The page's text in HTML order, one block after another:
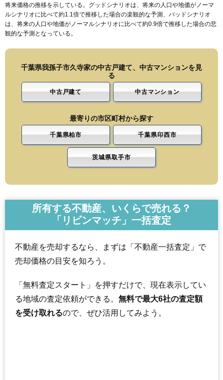
将来価格の推移を示している。グッドシナリオは、将来の人口や地価がノーマ
ルシナリオに比べて約1.1倍で推移した場合の楽観的な予測、バッドシナリオ
は、将来の人口や地価がノーマルシナリオに比べて約0.9倍で推移した場合の悲
観的な予測となっている。
千葉県我孫子市久寺家の中古戸建て、中古マンションを見
る
中古戸建て 中古マンション
最寄りの市区町村から探す
千葉県柏市 千葉県印西市
茨城県取手市
所有する不動産、いくらで売れる？
「リビンマッチ」一括査定
不動産を売却するなら、まずは「不動産一括査定」で
売却価格の目安を知ろう。
「無料査定スタート」を押すだけで、現在表示してい
る地域の査定依頼ができる。 無料で最大6社の査定額
を受け取れるので、ぜひ活用してみよう。